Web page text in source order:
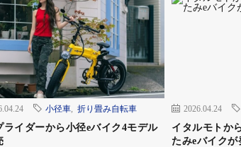
マットカーキ
小径車 折り畳み自転車
ライダーから小径eバイク4モデル
2026.04.24
イタルモトか
たみeバイクが